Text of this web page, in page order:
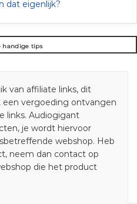
dat eigenlijk?
handige tips
van affiliate links, dit
vergoeding ontvangen
links. Audiogigant
je wordt hiervoor
webshop. Heb
neem dan contact op
die het product